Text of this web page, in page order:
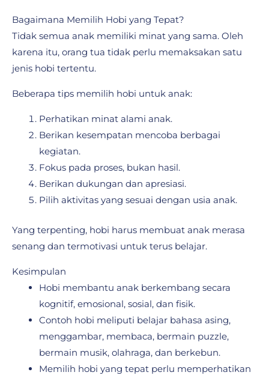
Bagaimana Memilih Hobi yang Tepat?
Tidak semua anak memiliki minat yang sama. Oleh
karena itu, orang tua tidak perlu memaksakan satu
jenis hobi tertentu.
Beberapa tips memilih hobi untuk anak:
Perhatikan minat alami anak.
Berikan kesempatan mencoba berbagai
kegiatan.
Fokus pada proses, bukan hasil.
Berikan dukungan dan apresiasi.
Pilih aktivitas yang sesuai dengan usia anak.
Yang terpenting, hobi harus membuat anak merasa
senang dan termotivasi untuk terus belajar.
Kesimpulan
Hobi membantu anak berkembang secara
kognitif, emosional, sosial, dan fisik.
Contoh hobi meliputi belajar bahasa asing,
menggambar, membaca, bermain puzzle,
bermain musik, olahraga, dan berkebun.
Memilih hobi yang tepat perlu memperhatikan